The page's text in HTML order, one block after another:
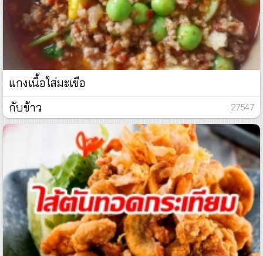
แกงเนื้อใส่มะเขือ
กับข้าว
: 27547